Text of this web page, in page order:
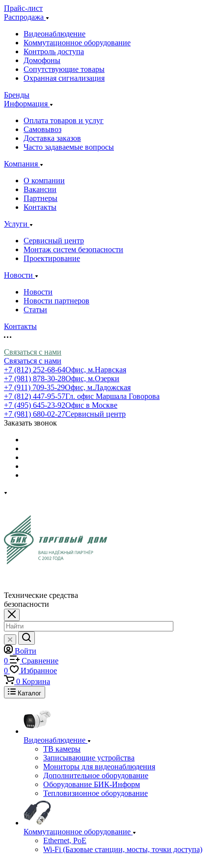
Прайс-лист
Распродажа
Видеонаблюдение
Коммутационное оборудование
Контроль доступа
Домофоны
Сопутствующие товары
Охранная сигнализация
Бренды
Информация
Оплата товаров и услуг
Самовывоз
Доставка заказов
Часто задаваемые вопросы
Компания
О компании
Вакансии
Партнеры
Контакты
Услуги
Сервисный центр
Монтаж систем безопасности
Проектирование
Новости
Новости
Новости партнеров
Статьи
Контакты
Связаться с нами
Связаться с нами
+7 (812) 252-68-64Офис, м.Нарвская
+7 (981) 878-30-28Офис, м.Озерки
+7 (911) 709-35-29Офис, м.Ладожская
+7 (812) 447-95-57Гл. офис Маршала Говорова
+7 (495) 645-23-92Офис в Москве
+7 (981) 680-02-27Сервисный центр
Заказать звонок
Технические средства
безопасности
Войти
0
Сравнение
0
Избранное
0 Корзина
Каталог
Видеонаблюдение
ТВ камеры
Записывающие устройства
Мониторы для видеонаблюдения
Дополнительное оборудование
Оборудование БИК-Информ
Тепловизионное оборудование
Коммутационное оборудование
Ethernet, PoE
Wi-Fi (Базовые станции, мосты, точки доступа)